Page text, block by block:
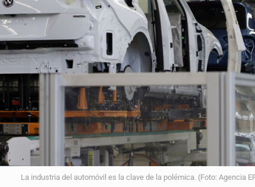
Identifican a más implicados en crimen de Valeria
Capturan a secuestradora buscada desde 2012
La industria del automóvil es la clave de la polémica. (Foto: Agencia